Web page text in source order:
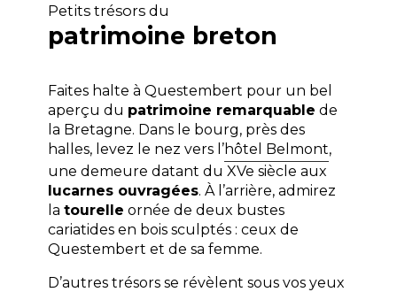
Petits trésors du
patrimoine breton
Faites halte à Questembert pour un bel
aperçu du patrimoine remarquable de
la Bretagne. Dans le bourg, près des
halles, levez le nez vers l’hôtel Belmont,
une demeure datant du XVe siècle aux
lucarnes ouvragées. À l’arrière, admirez
la tourelle ornée de deux bustes
cariatides en bois sculptés : ceux de
Questembert et de sa femme.
D’autres trésors se révèlent sous vos yeux